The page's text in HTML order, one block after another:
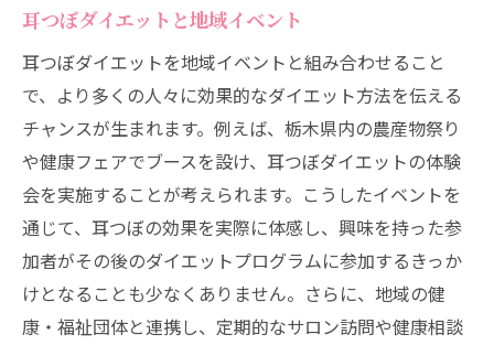
耳つぼダイエットと地域イベント
耳つぼダイエットを地域イベントと組み合わせること
で、より多くの人々に効果的なダイエット方法を伝える
チャンスが生まれます。例えば、栃木県内の農産物祭り
や健康フェアでブースを設け、耳つぼダイエットの体験
会を実施することが考えられます。こうしたイベントを
通じて、耳つぼの効果を実際に体感し、興味を持った参
加者がその後のダイエットプログラムに参加するきっか
けとなることも少なくありません。さらに、地域の健
康・福祉団体と連携し、定期的なサロン訪問や健康相談